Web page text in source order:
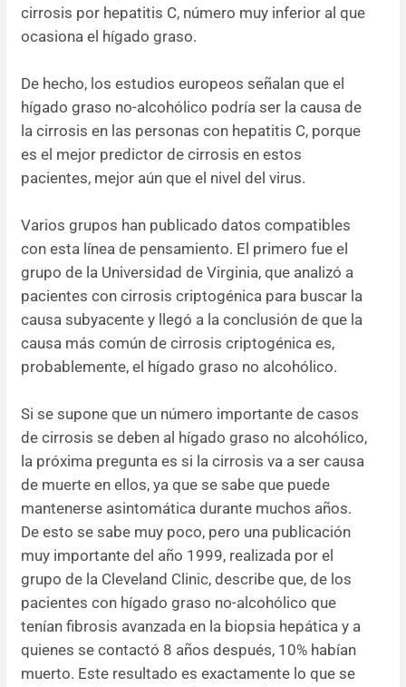
cirrosis por hepatitis C, número muy inferior al que
ocasiona el hígado graso.
De hecho, los estudios europeos señalan que el
hígado graso no-alcohólico podría ser la causa de
la cirrosis en las personas con hepatitis C, porque
es el mejor predictor de cirrosis en estos
pacientes, mejor aún que el nivel del virus.
Varios grupos han publicado datos compatibles
con esta línea de pensamiento. El primero fue el
grupo de la Universidad de Virginia, que analizó a
pacientes con cirrosis criptogénica para buscar la
causa subyacente y llegó a la conclusión de que la
causa más común de cirrosis criptogénica es,
probablemente, el hígado graso no alcohólico.
Si se supone que un número importante de casos
de cirrosis se deben al hígado graso no alcohólico,
la próxima pregunta es si la cirrosis va a ser causa
de muerte en ellos, ya que se sabe que puede
mantenerse asintomática durante muchos años.
De esto se sabe muy poco, pero una publicación
muy importante del año 1999, realizada por el
grupo de la Cleveland Clinic, describe que, de los
pacientes con hígado graso no-alcohólico que
tenían fibrosis avanzada en la biopsia hepática y a
quienes se contactó 8 años después, 10% habían
muerto. Este resultado es exactamente lo que se